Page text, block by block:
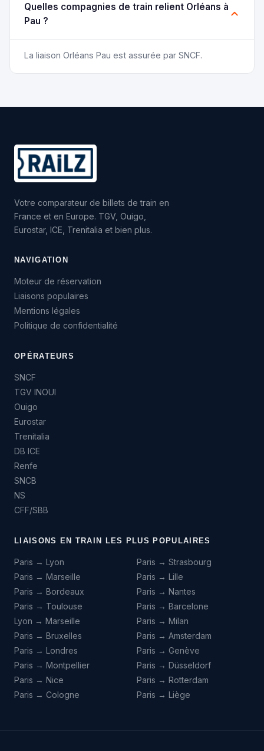
Quelles compagnies de train relient Orléans à
Pau ?
La liaison Orléans Pau est assurée par SNCF.
Votre comparateur de billets de train en
France et en Europe. TGV, Ouigo,
Eurostar, ICE, Trenitalia et bien plus.
NAVIGATION
Moteur de réservation
Liaisons populaires
Mentions légales
Politique de confidentialité
OPÉRATEURS
SNCF
TGV INOUI
Ouigo
Eurostar
Trenitalia
DB ICE
Renfe
SNCB
NS
CFF/SBB
LIAISONS EN TRAIN LES PLUS POPULAIRES
Paris → Lyon
Paris → Marseille
Paris → Bordeaux
Paris → Toulouse
Lyon → Marseille
Paris → Bruxelles
Paris → Londres
Paris → Montpellier
Paris → Nice
Paris → Cologne
Paris → Strasbourg
Paris → Lille
Paris → Nantes
Paris → Barcelone
Paris → Milan
Paris → Amsterdam
Paris → Genève
Paris → Düsseldorf
Paris → Rotterdam
Paris → Liège